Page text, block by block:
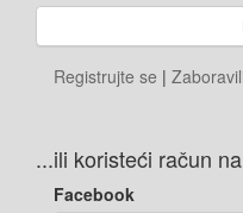
Registrujte se |
...ili koristeći račun
Facebook